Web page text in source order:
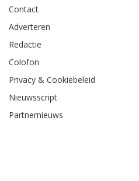
Contact
Adverteren
Redactie
Colofon
Privacy & Cookiebeleid
Nieuwsscript
Partnernieuws